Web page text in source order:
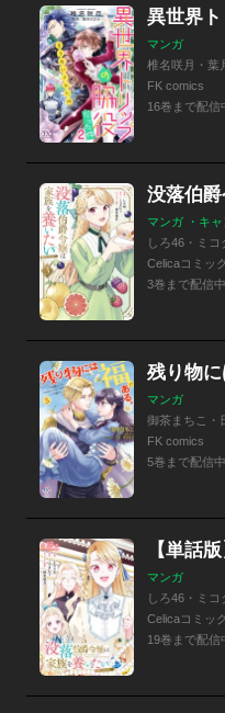
マンガ
椎名咲月・葉
FK comics
16巻まで配信
マンガ ・キ
しろ46・ミコ
Celicaコミッ
3巻まで配信中
残り物に
マンガ
御茶まちこ・
FK comics
5巻まで配信中
マンガ
しろ46・ミコ
Celicaコミッ
19巻まで配信